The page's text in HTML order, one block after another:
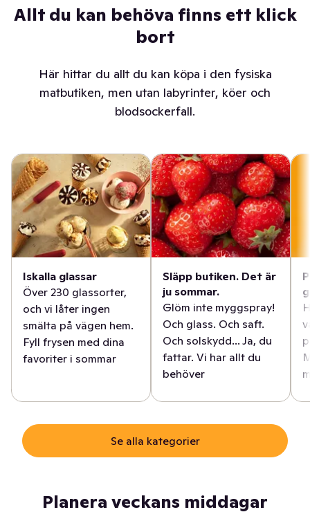
Allt du kan behöva finns ett klick
bort
Här hittar du allt du kan köpa i den fysiska
matbutiken, men utan labyrinter, köer och
blodsockerfall.
Iskalla glassar
Över 230 glassorter,
och vi låter ingen
smälta på vägen hem.
Fyll frysen med dina
favoriter i sommar
Släpp butiken. Det är
ju sommar.
Glöm inte myggspray!
Och glass. Och saft.
Och solskydd... Ja, du
fattar. Vi har allt du
behöver
Se alla kategorier
Planera veckans middagar